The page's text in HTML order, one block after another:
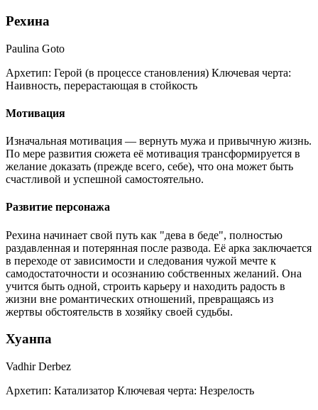
Рехина
Paulina Goto
Архетип: Герой (в процессе становления) Ключевая черта:
Наивность, перерастающая в стойкость
Мотивация
Изначальная мотивация — вернуть мужа и привычную жизнь.
По мере развития сюжета её мотивация трансформируется в
желание доказать (прежде всего, себе), что она может быть
счастливой и успешной самостоятельно.
Развитие персонажа
Рехина начинает свой путь как "дева в беде", полностью
раздавленная и потерянная после развода. Её арка заключается
в переходе от зависимости и следования чужой мечте к
самодостаточности и осознанию собственных желаний. Она
учится быть одной, строить карьеру и находить радость в
жизни вне романтических отношений, превращаясь из
жертвы обстоятельств в хозяйку своей судьбы.
Хуанпа
Vadhir Derbez
Архетип: Катализатор Ключевая черта: Незрелость